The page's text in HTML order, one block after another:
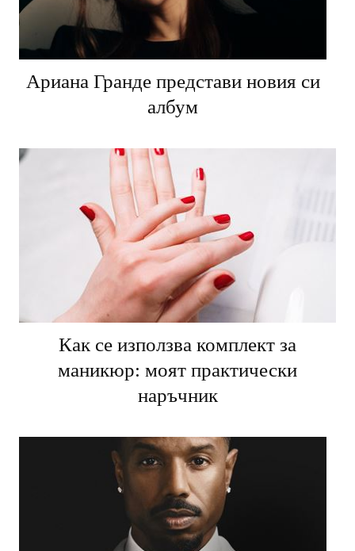
Ариана Гранде представи новия си
албум
Как се използва комплект за
маникюр: моят практически
наръчник